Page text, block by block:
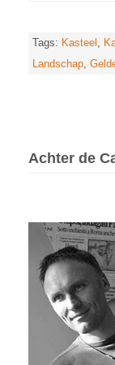
Tags: Kasteel ,
Landschap,
Achter de